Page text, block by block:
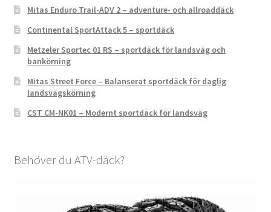
Mitas Enduro Trail-ADV 2 – adventure- och allroaddäck
Continental SportAttack 5 – sportdäck
Metzeler Sportec 01 RS – sportdäck för landsväg och
bankörning
Mitas Street Force – Balanserat sportdäck för daglig
landsvägskörning
CST CM-NK01 – Modernt sportdäck för landsväg
Behöver du ATV-däck?